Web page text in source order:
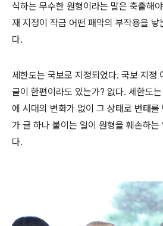
식하는 무수한 원형이라는 말은 축출해
재 지정이 작금 어떤 패악의 부작용을
다.
세한도는 국보로 지정되었다. 국보 지정
글이 한편이라도 있는가? 없다. 세한도
에 시대의 변화가 없이 그 상태로 변태
가 글 하나 붙이는 일이 원형을 훼손하는
다.